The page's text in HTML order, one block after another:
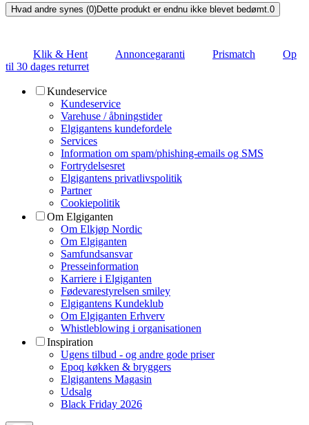
Hvad andre synes (0)Dette produkt er endnu ikke blevet bedømt.0
Klik & Hent Annoncegaranti Prismatch
Op
til 30 dages returret
Kundeservice
Kundeservice
Varehuse / åbningstider
Elgigantens kundefordele
Services
Information om spam/phishing-emails og SMS
Fortrydelsesret
Elgigantens privatlivspolitik
Partner
Cookiepolitik
Om Elgiganten
Om Elkjøp Nordic
Om Elgiganten
Samfundsansvar
Presseinformation
Karriere i Elgiganten
Fødevarestyrelsen smiley
Elgigantens Kundeklub
Om Elgiganten Erhverv
Whistleblowing i organisationen
Inspiration
Ugens tilbud - og andre gode priser
Epoq køkken & bryggers
Elgigantens Magasin
Udsalg
Black Friday 2026